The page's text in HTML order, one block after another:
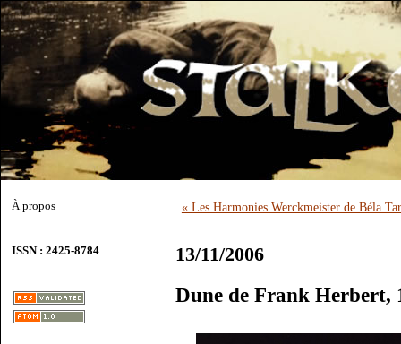
À propos
ISSN : 2425-8784
« Les Harmonies Werckmeister de Béla
13/11/2006
Dune de Frank Herbert,